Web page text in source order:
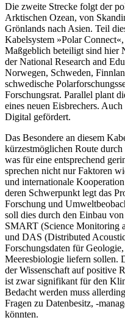
Die zweite Strecke folgt der
Arktischen Ozean, von
Grönlands nach Asien. Teil
Kabel­system »Polar
Maßgeblich beteiligt sind hier
der National Research and
Norwegen, Schweden,
schwedische
Forschungsrat. Parallel plant
eines neuen Eisbrechers.
Digital gefördert.
Das Besondere an diesem
kürzestmöglichen Route
was für eine entsprechend
sprechen nicht nur Faktoren
und internationale
deren Schwerpunkt legt das
Forschung und
soll dies durch den Einbau
SMART (Sci­ence Monitoring
und DAS (Distributed
Forschungsdaten für
Meeresbiologie liefern sollen.
der Wissenschaft auf positive
ist zwar signifikant für den
Bedacht werden muss
Fragen zu Daten­besitz, -
könnten.